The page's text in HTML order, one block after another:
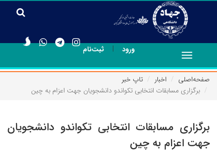
ورود | ثبت‌نام
Toggle
navigation
صفحه‌اصلی
اخبار
تاپ خبر
برگزاری مسابقات انتخابی تکواندو دانشجویان جهت اعزام به چین
برگزاری مسابقات انتخابی تکواندو دانشجویان
جهت اعزام به چین